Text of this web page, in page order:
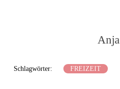
Anja
Schlagwörter: FREIZEIT